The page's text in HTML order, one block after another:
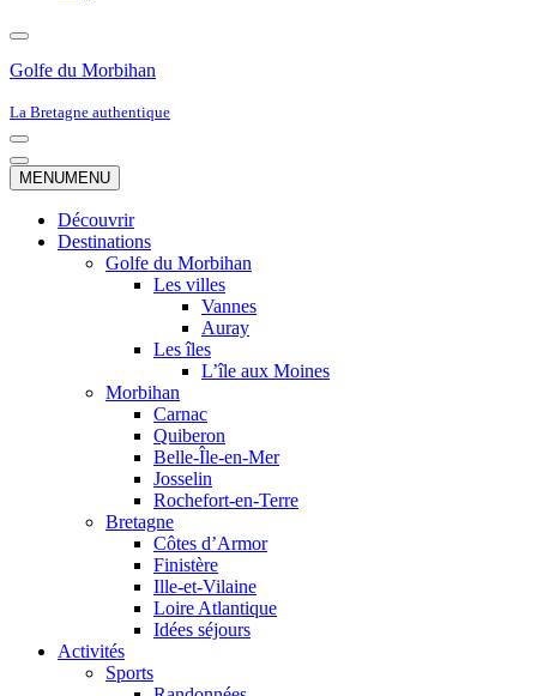
Golfe du Morbihan
La Bretagne authentique
Menu
de
navigation
Menu
de
MENUMENU
Découvrir
Destinations
Golfe du Morbihan
Les villes
Vannes
Auray
Les îles
L’île aux Moines
Morbihan
Carnac
Quiberon
Belle-Île-en-Mer
Josselin
Rochefort-en-Terre
Bretagne
Côtes d’Armor
Finistère
Ille-et-Vilaine
Loire Atlantique
Idées séjours
Activités
Sports